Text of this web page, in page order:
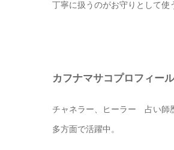
丁寧に扱うのがお守りとして
カフナマサコプロフィール
チャネラー、ヒーラー 占い師
多方面で活躍中。